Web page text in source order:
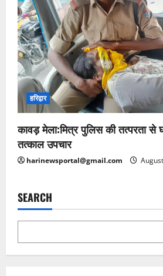
हरिद्वार
कावड़ मेला:मित्र पुलिस की तत्परता से
तत्काल उपचार
harinewsportal@gmail.com
SEARCH